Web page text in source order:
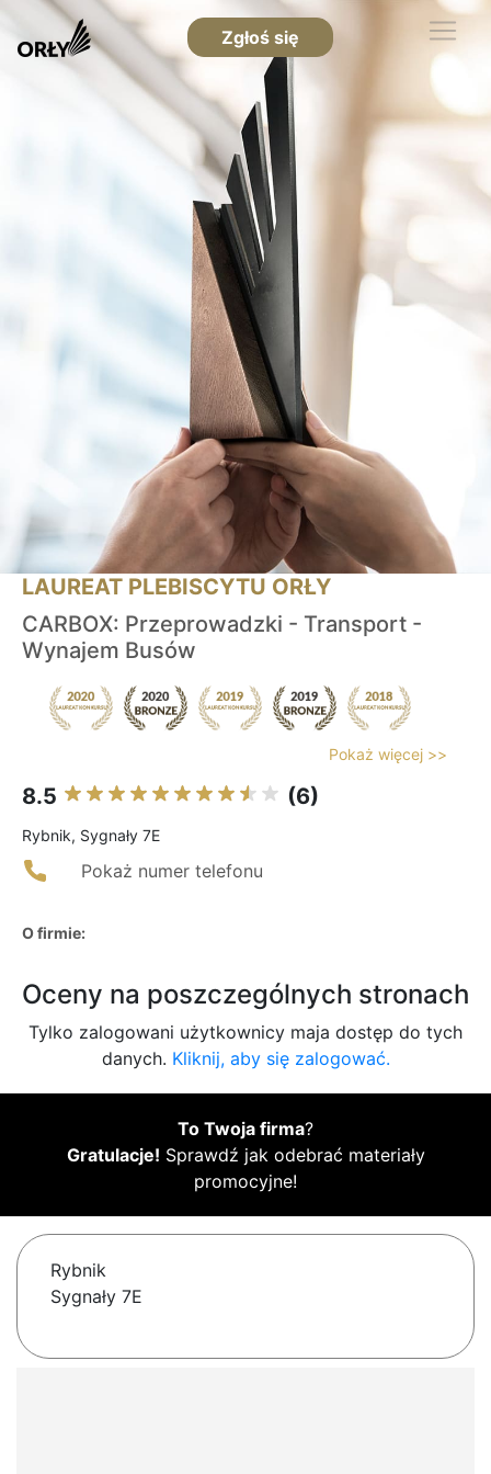
Zgłoś się
LAUREAT PLEBISCYTU ORŁY
CARBOX: Przeprowadzki - Transport -
Wynajem Busów
Pokaż więcej >>
8.5 (6)
Rybnik, Sygnały 7E
Pokaż numer telefonu
O firmie:
Oceny na poszczególnych stronach
Tylko zalogowani użytkownicy maja dostęp do tych
danych. Kliknij, aby się zalogować.
To Twoja firma?
Gratulacje! Sprawdź jak odebrać materiały
promocyjne!
Rybnik
Sygnały 7E